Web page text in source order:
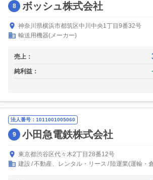
8 ボッシュ株式会社
神奈川県横浜市都筑区中川中央1丁目9番32号
輸送用機器(メーカー)
売上：
純利益：
法人番号：1011001005060
9 小田急電鉄株式会社
東京都渋谷区代々木2丁目28番12号
建設 不動産、レンタル・リース 陸運業(運輸・